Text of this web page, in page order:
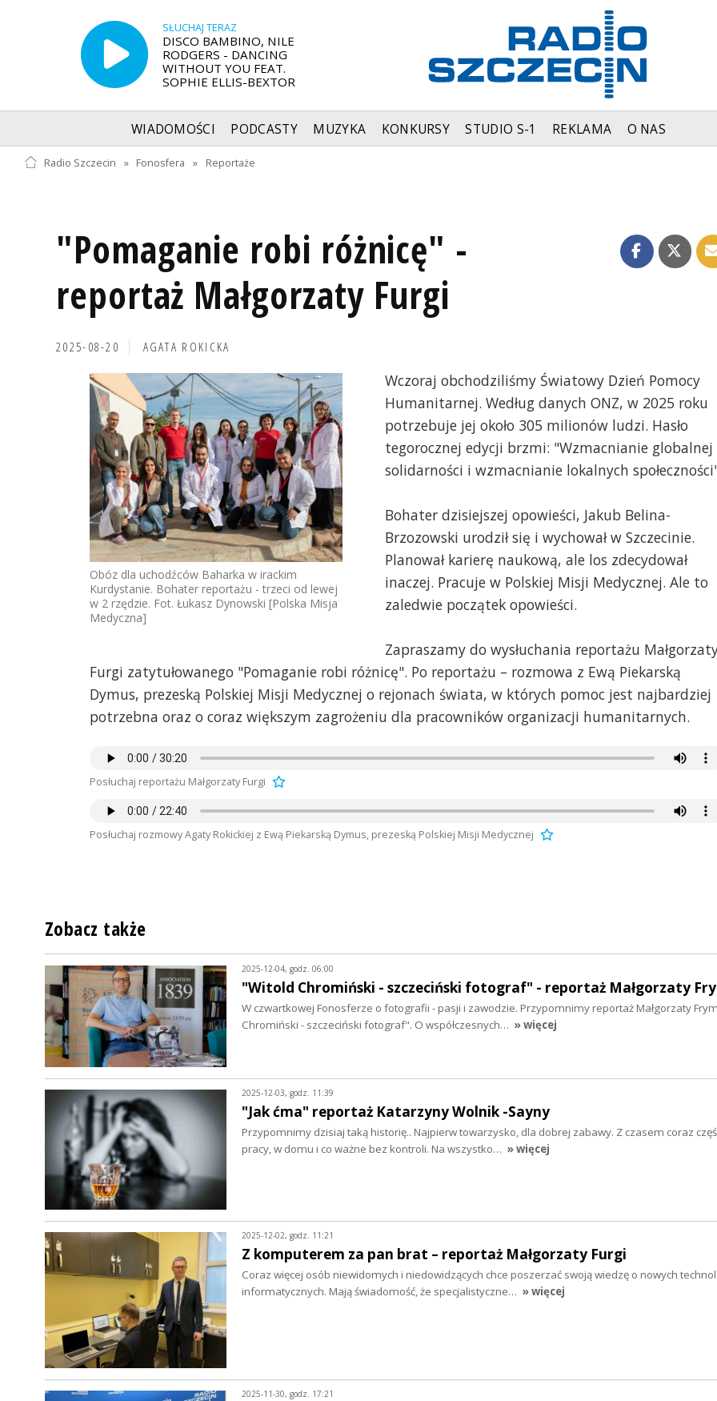
SŁUCHAJ TERAZ
DISCO BAMBINO, NILE
RODGERS - DANCING
WITHOUT YOU FEAT.
SOPHIE ELLIS-BEXTOR
WIADOMOŚCI PODCASTY MUZYKA KONKURSY STUDIO S-1 REKLAMA O NAS
Radio Szczecin » Fonosfera » Reportaże
"Pomaganie robi różnicę" -
reportaż Małgorzaty Furgi
2025-08-20 AGATA ROKICKA
Obóz dla uchodźców Baharka w irackim
Kurdystanie. Bohater reportażu - trzeci od lewej
w 2 rzędzie. Fot. Łukasz Dynowski [Polska Misja
Medyczna]
Wczoraj obchodziliśmy Światowy Dzień Pomocy
Humanitarnej. Według danych ONZ, w 2025 roku
potrzebuje jej około 305 milionów ludzi. Hasło
tegorocznej edycji brzmi: "Wzmacnianie globalnej
solidarności i wzmacnianie lokalnych
Bohater dzisiejszej opowieści, Jakub Belina-
Brzozowski urodził się i wychował w Szczecinie.
Planował karierę naukową, ale los zdecydował
inaczej. Pracuje w Polskiej Misji Medycznej. Ale to
zaledwie początek opowieści.
Zapraszamy do wysłuchania reportażu
Furgi zatytułowanego "Pomaganie robi różnicę". Po reportażu – rozmowa z Ewą Piekarską
Dymus, prezeską Polskiej Misji Medycznej o rejonach świata, w których pomoc jest najbardziej
potrzebna oraz o coraz większym zagrożeniu dla pracowników organizacji humanitarnych.
Posłuchaj reportażu Małgorzaty Furgi
Posłuchaj rozmowy Agaty Rokickiej z Ewą Piekarską Dymus, prezeską Polskiej Misji Medycznej
Zobacz także
2025-12-04, godz. 06:00
"Witold Chromiński - szczeciński fotograf" - reportaż Małgorzaty
W czwartkowej Fonosferze o fotografii - pasji i zawodzie. Przypomnimy reportaż Małgorzaty
Chromiński - szczeciński fotograf". O współczesnych… » więcej
2025-12-03, godz. 11:39
"Jak ćma" reportaż Katarzyny Wolnik -Sayny
Przypomnimy dzisiaj taką historię.. Najpierw towarzysko, dla dobrej zabawy. Z czasem coraz
pracy, w domu i co ważne bez kontroli. Na wszystko… » więcej
2025-12-02, godz. 11:21
Z komputerem za pan brat – reportaż Małgorzaty Furgi
Coraz więcej osób niewidomych i niedowidzących chce poszerzać swoją wiedzę o nowych
informatycznych. Mają świadomość, że specjalistyczne… » więcej
2025-11-30, godz. 17:21